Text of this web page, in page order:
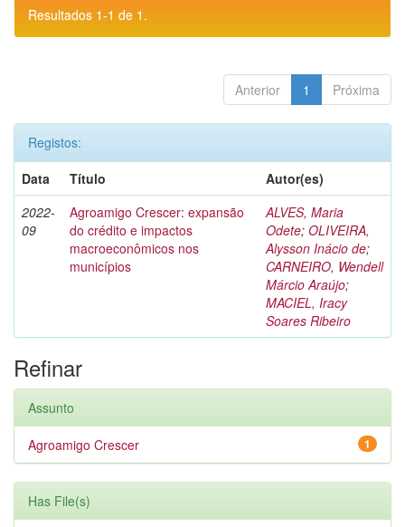
Resultados 1-1 de 1.
Anterior 1 Próxima
Registos:
Data
Título
Autor(es)
2022-
09
Agroamigo Crescer: expansão
do crédito e impactos
macroeconômicos nos
municípios
ALVES, Maria
Odete; OLIVEIRA,
Alysson Inácio de;
CARNEIRO, Wendell
Márcio Araújo;
MACIEL, Iracy
Soares Ribeiro
Refinar
Assunto
1
Agroamigo Crescer
Has File(s)